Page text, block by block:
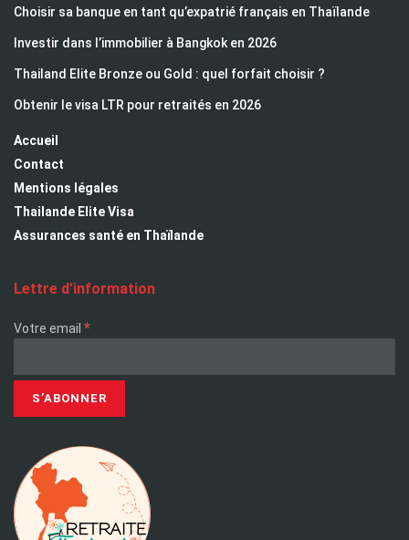
Choisir sa banque en tant qu’expatrié français en Thaïlande
Investir dans l’immobilier à Bangkok en 2026
Thailand Elite Bronze ou Gold : quel forfait choisir ?
Obtenir le visa LTR pour retraités en 2026
Accueil
Contact
Mentions légales
Thailande Elite Visa
Assurances santé en Thaïlande
Lettre d’information
Votre email *